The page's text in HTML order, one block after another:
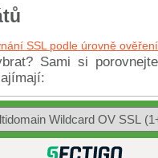
SSL podle úrovně ověření
Sami si porovnejte